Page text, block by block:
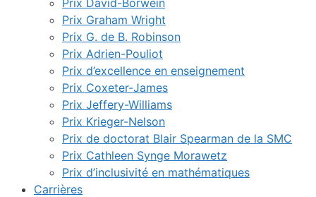
Prix David-Borwein
Prix Graham Wright
Prix G. de B. Robinson
Prix Adrien-Pouliot
Prix d’excellence en enseignement
Prix Coxeter-James
Prix Jeffery-Williams
Prix Krieger-Nelson
Prix de doctorat Blair Spearman de la SMC
Prix Cathleen Synge Morawetz
Prix d’inclusivité en mathématiques
Carrières